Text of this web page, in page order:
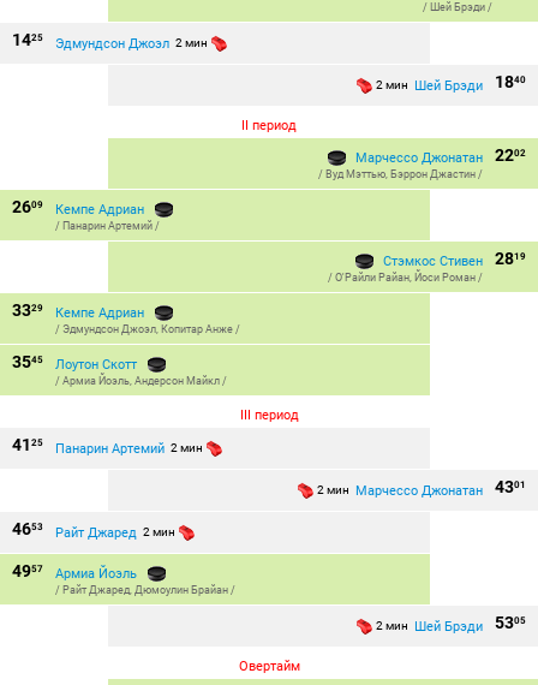
/ Шей Брэди /
1425 Эдмундсон Джоэл 2 мин
1840
2 мин Шей Брэди
II период
2202
Марчессо Джонатан
/ Вуд Мэттью, Бэррон Джастин /
2609 Кемпе Адриан
/ Панарин Артемий /
2819
Стэмкос Стивен
/ О'Райли Райан, Йоси Роман /
3329 Кемпе Адриан
/ Эдмундсон Джоэл, Копитар Анже /
3545 Лоутон Скотт
/ Армиа Йоэль, Андерсон Майкл /
III период
41 25 Панарин Артемий 2 мин
4301
2 мин Марчессо Джонатан
4653 Райт Джаред 2 мин
4957 Армиа Йоэль
/ Райт Джаред, Дюмоулин Брайан /
5305
2 мин Шей Брэди
Овертайм